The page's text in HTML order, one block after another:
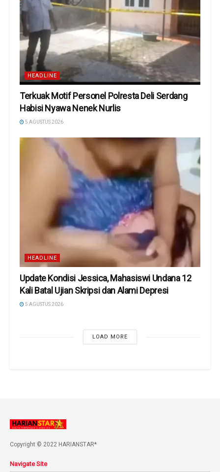
HEADLINE
Terkuak Motif Personel Polresta Deli Serdang
Habisi Nyawa Nenek Nurlis
5 AGUSTUS 2026
HEADLINE
Update Kondisi Jessica, Mahasiswi Undana 12
Kali Batal Ujian Skripsi dan Alami Depresi
5 AGUSTUS 2026
LOAD MORE
Copyright © 2022 HARIANSTAR*
Navigate Site